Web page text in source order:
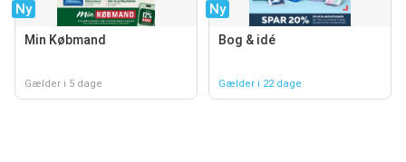
Ny
Min Købmand
Gælder i 5 dage
Ny
Bog & idé
Gælder i 22 dage